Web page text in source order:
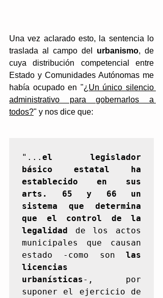
Una vez aclarado esto, la sentencia lo
traslada al campo del urbanismo, de
cuya distribución competencial entre
Estado y Comunidades Autónomas me
había ocupado en "¿Un único silencio
administrativo para gobernarlos a
todos?" y nos dice que:
"... el legislador
básico estatal ha
establecido en sus
arts. 65 y 66 un
sistema que determina
que el control de la
legalidad de los actos
municipales que causan
estado -como son las
licencias
urbanísticas-, por
suponer el ejercicio de